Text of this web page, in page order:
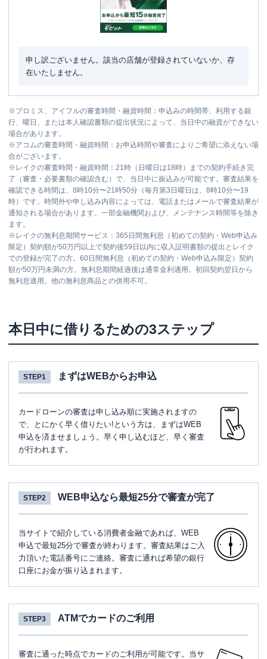
申し訳ございません。該当の店舗が登録されていないか、存
在いたしません。
※プロミス、アイフルの審査時間・融資時間：申込みの時間帯、利用する銀
行、曜日、または本人確認書類の提出状況によって、当日中の融資ができない
場合があります。
※アコムの審査時間・融資時間：お申込時間や審査によりご希望に添えない場
合がございます。
※ レイクの審査時間・融資時間：21時（日曜日は18時）までの契約手続き完
了（審査・必要書類の確認含む）で、当日中に振込みが可能です。審査結果を
確認できる時間は、8時10分〜21時50分（毎月第3日曜日は、8時10分〜19
時）です。時間外や申し込み内容によっては、電話またはメールで審査結果が
通知される場合があります。一部金融機関および、メンテナンス時間等を除き
ます。
※ レイクの無利息期間サービス：365日間無利息（初めての契約・Web申込み
限定）契約額が50万円以上で契約後59日以内に収入証明書類の提出とレイク
での登録が完了の方。60日間無利息（初めての契約・Web申込み限定）契約
額が50万円未満の方。無利息期間経過後は通常金利適用。初回契約翌日から
無利息適用。他の無利息商品との併用不可。
本日中に借りるための3ステップ
STEP1 まずはWEBからお申込
カードローンの審査は申し込み順に実施されますの
で、とにかく早く借りたい!という方は、まずはWEB
申込を済ませましょう。早く申し込むほど、早く審査
が行われます。
STEP2 WEB申込なら最短25分で審査が完了
当サイトで紹介している消費者金融であれば、WEB
申込で最短25分で審査が終わります。審査結果はご入
力頂いた電話番号にご連絡。審査に通れば希望の銀行
口座にお金が振り込まれます。
STEP3 ATMでカードのご利用
審査に通った時点でカードのご利用が可能です。当サ